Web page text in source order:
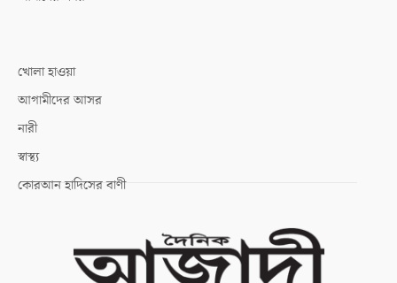
খোলা হাওয়া
আগামীদের আসর
নারী
স্বাস্থ্য
কোরআন হাদিসের বাণী